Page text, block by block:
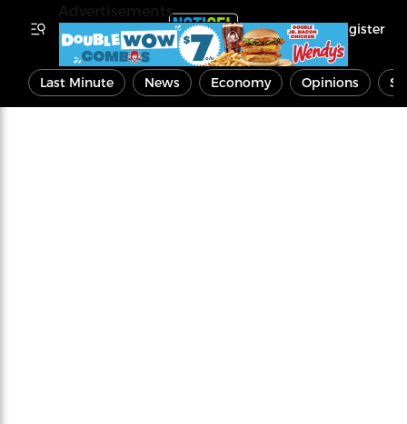
Register
Last Minute News Economy Opinions
Advertisements